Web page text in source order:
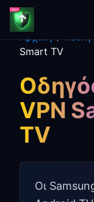
Αρχική /
Smart TV
VPN
TV
Οι